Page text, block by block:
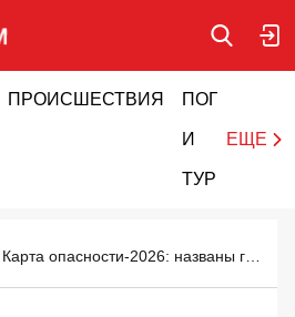
ПРОИСШЕСТВИЯ ПОГОДА
И
ТУРИЗМ
ЕЩЕ